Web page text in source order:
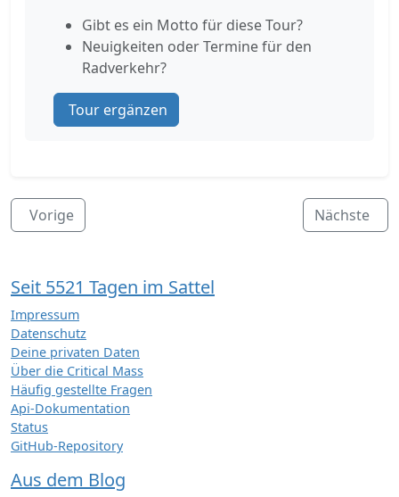
Gibt es ein Motto für diese Tour?
Neuigkeiten oder Termine für den
Radverkehr?
Tour ergänzen
Vorige Nächste
Seit 5521 Tagen im Sattel
Impressum
Datenschutz
Deine privaten Daten
Über die Critical Mass
Häufig gestellte Fragen
Api-Dokumentation
Status
GitHub-Repository
Aus dem Blog